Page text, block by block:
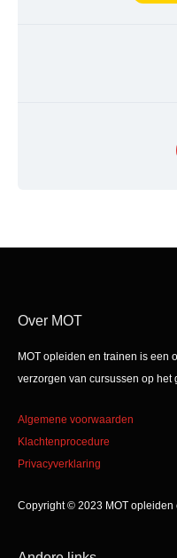
Over MOT
MOT opleiden en trainen is een
verzorgen van cursussen op het
Algemene voorwaarden
Klachtenprocedure
Privacyverklaring
Copyright © 2023 MOT opleiden